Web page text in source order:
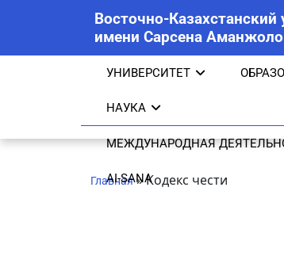
Восточно-Казахстанский
имени Сарсена
УНИВЕРСИТЕТ
НАУКА
МЕЖДУНАРОДНАЯ
AI-SANA
Главная»Кодекс чести